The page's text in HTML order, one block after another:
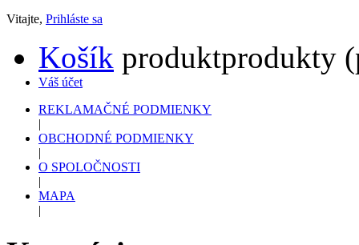
Vitajte, Prihláste sa
Košík produktprodukty
Váš účet
REKLAMAČNÉ PODMIENKY
|
OBCHODNÉ PODMIENKY
|
O SPOLOČNOSTI
|
MAPA
|